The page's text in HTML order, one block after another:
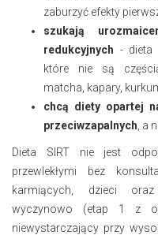
zaburzyć efekty
szukają
redukcyjnych - dieta
które nie są
matcha, kapary,
chcą diety opartej
przeciwzapalnych , a
Dieta SIRT nie jest
przewlekłymi bez
karmiących, dzieci
wyczynowo (etap 1 z
niewystarczający przy